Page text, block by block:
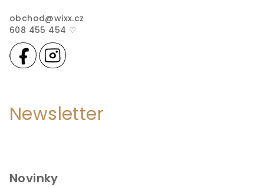
obchod@wixx.cz
608 455 454 ♡
Newsletter
Novinky